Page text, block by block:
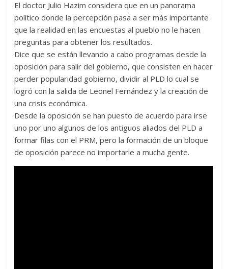
El doctor Julio Hazim considera que en un panorama
político donde la percepción pasa a ser más importante
que la realidad en las encuestas al pueblo no le hacen
preguntas para obtener los resultados.
Dice que se están llevando a cabo programas desde la
oposición para salir del gobierno, que consisten en hacer
perder popularidad gobierno, dividir al PLD lo cual se
logró con la salida de Leonel Fernández y la creación de
una crisis económica.
Desde la oposición se han puesto de acuerdo para irse
uno por uno algunos de los antiguos aliados del PLD a
formar filas con el PRM, pero la formación de un bloque
de oposición parece no importarle a mucha gente.